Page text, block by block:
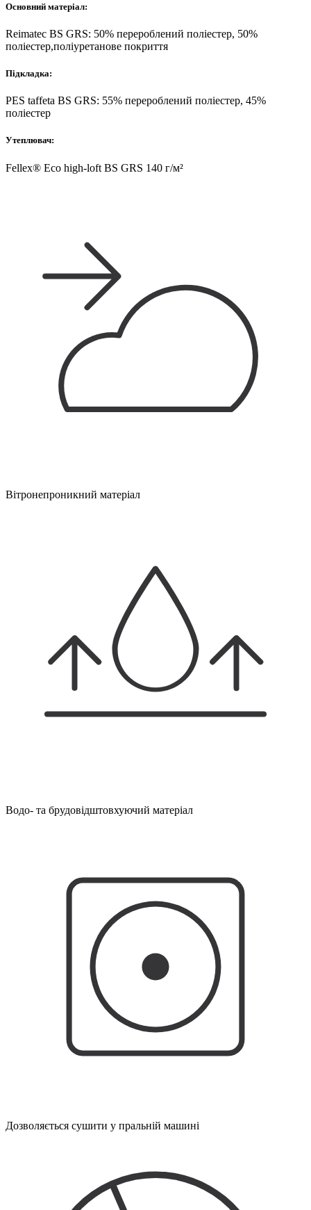
Основний матеріал:
Reimatec BS GRS: 50% перероблений поліестер, 50%
поліестер,поліуретанове покриття
Підкладка:
PES taffeta BS GRS: 55% перероблений поліестер, 45%
поліестер
Утеплювач:
Fellex® Eco high-loft BS GRS 140 г/м²
Вітронепроникний матеріал
Водо- та брудовідштовхуючий матеріал
Дозволяється сушити у пральній машині